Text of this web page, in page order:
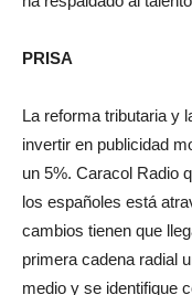
PRISA
La reforma tributaria y
invertir en publicidad
un 5%. Caracol Radio
los españoles está
cambios tienen que
primera cadena radial
medio y se identifique